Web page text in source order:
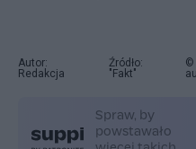
Autor:
Redakcja
Źródło:
"Fakt"
©